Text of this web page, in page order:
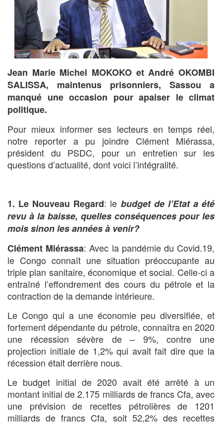
Jean Marie Michel MOKOKO et André OKOMBI
SALISSA, maintenus prisonniers, Sassou a
manqué une occasion pour apaiser le climat
politique.
Pour mieux informer ses lecteurs en temps réel,
notre reporter a pu joindre Clément Miérassa,
président du PSDC, pour un entretien sur les
questions d’actualité, dont voici l’intégralité.
1. Le Nouveau Regard: le budget de l’Etat a été
revu à la baisse, quelles conséquences pour les
mois sinon les années à venir?
Clément Miérassa: Avec la pandémie du Covid.19,
le Congo connaît une situation préoccupante au
triple plan sanitaire, économique et social. Celle-ci a
entraîné l’effondrement des cours du pétrole et la
contraction de la demande intérieure.
Le Congo qui a une économie peu diversifiée, et
fortement dépendante du pétrole, connaîtra en 2020
une récession sévère de – 9%, contre une
projection initiale de 1,2% qui avait fait dire que la
récession était derrière nous.
Le budget initial de 2020 avait été arrêté à un
montant initial de 2.175 milliards de francs Cfa, avec
une prévision de recettes pétrolières de 1201
milliards de francs Cfa, soit 52,2% des recettes